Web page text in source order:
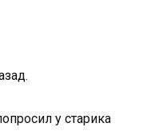
у старика